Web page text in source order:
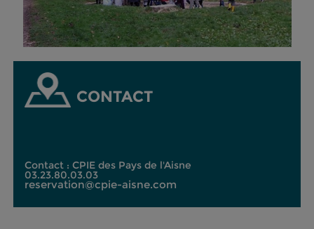
CONTACT
Contact : CPIE des Pays de l'Aisne
03.23.80.03.03
reservation@cpie-aisne.com